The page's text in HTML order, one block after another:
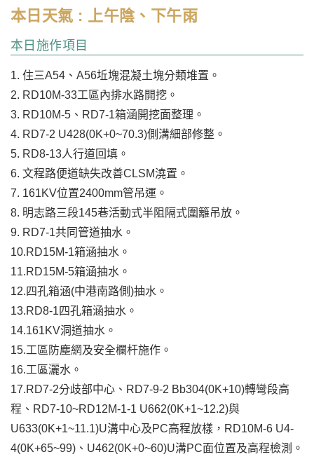
本日天氣 : 上午陰、下午雨
本日施作項目
1. 住三A54、A56坵塊混凝土塊分類堆置。
2. RD10M-33工區內排水路開挖。
3. RD10M-5、RD7-1箱涵開挖面整理。
4. RD7-2 U428(0K+0~70.3)側溝細部修整。
5. RD8-13人行道回填。
6. 文程路便道缺失改善CLSM澆置。
7. 161KV位置2400mm管吊運。
8. 明志路三段145巷活動式半阻隔式圍籬吊放。
9. RD7-1共同管道抽水。
10.RD15M-1箱涵抽水。
11.RD15M-5箱涵抽水。
12.四孔箱涵(中港南路側)抽水。
13.RD8-1四孔箱涵抽水。
14.161KV洞道抽水。
15.工區防塵網及安全欄杆施作。
16.工區灑水。
17.RD7-2分歧部中心、RD7-9-2 Bb304(0K+10)轉彎段高
程、RD7-10~RD12M-1-1 U662(0K+1~12.2)與
U633(0K+1~11.1)U溝中心及PC高程放樣，RD10M-6 U4-
4(0K+65~99)、U462(0K+0~60)U溝PC面位置及高程檢測。